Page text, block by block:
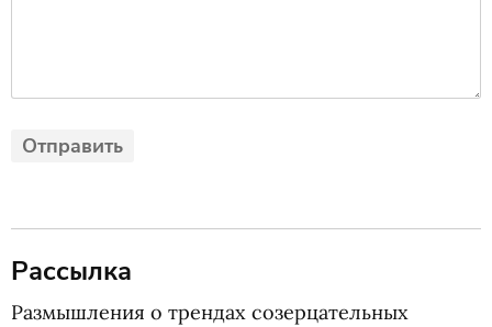
Рассылка
Размышления о трендах созерцательных